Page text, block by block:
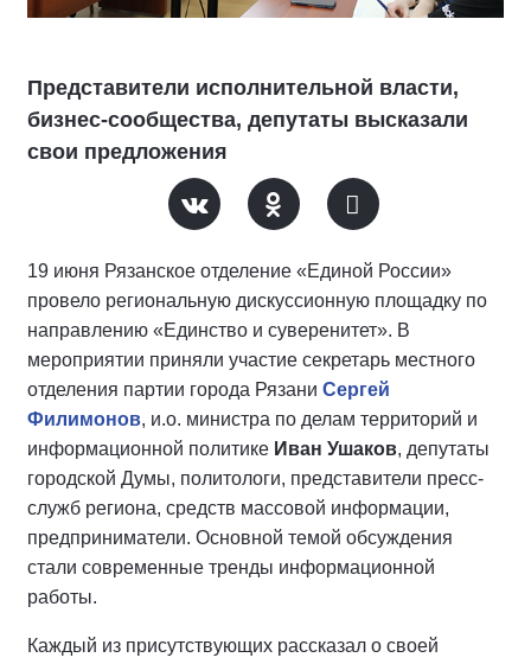
Представители исполнительной власти,
бизнес-сообщества, депутаты высказали
свои предложения
19 июня Рязанское отделение «Единой России»
провело региональную дискуссионную площадку по
направлению «Единство и суверенитет». В
мероприятии приняли участие секретарь местного
отделения партии города Рязани Сергей
Филимонов, и.о. министра по делам территорий и
информационной политике Иван Ушаков, депутаты
городской Думы, политологи, представители пресс-
служб региона, средств массовой информации,
предприниматели. Основной темой обсуждения
стали современные тренды информационной
работы.
Каждый из присутствующих рассказал о своей